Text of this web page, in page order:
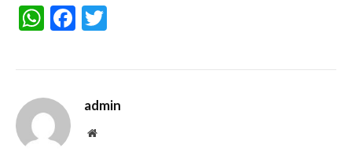
WhatsApp
Facebook
admin
Website